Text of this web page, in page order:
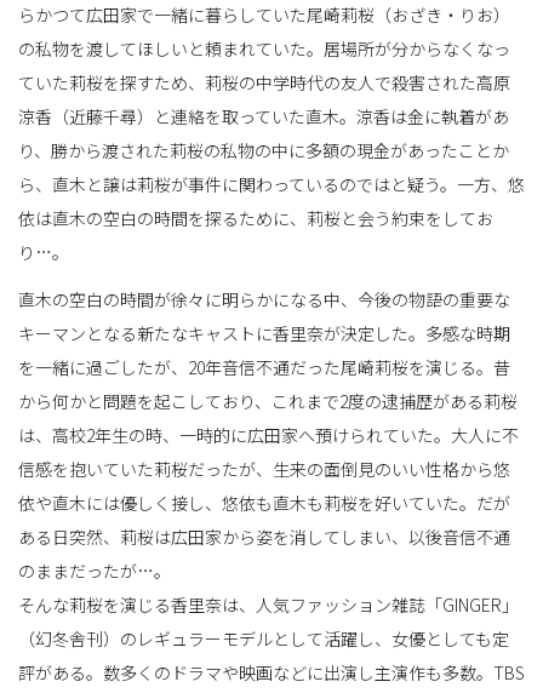
らかつて広田家で一緒に暮らしていた尾崎莉桜（おざき・りお）
の私物を渡してほしいと頼まれていた。居場所が分からなくなっ
ていた莉桜を探すため、莉桜の中学時代の友人で殺害された高原
涼香（近藤千尋）と連絡を取っていた直木。涼香は金に執着があ
り、勝から渡された莉桜の私物の中に多額の現金があったことか
ら、直木と譲は莉桜が事件に関わっているのではと疑う。一方、悠
依は直木の空白の時間を探るために、莉桜と会う約束をしてお
り…。
直木の空白の時間が徐々に明らかになる中、今後の物語の重要な
キーマンとなる新たなキャストに香里奈が決定した。多感な時期
を一緒に過ごしたが、20年音信不通だった尾崎莉桜を演じる。昔
から何かと問題を起こしており、これまで2度の逮捕歴がある莉桜
は、高校2年生の時、一時的に広田家へ預けられていた。大人に不
信感を抱いていた莉桜だったが、生来の面倒見のいい性格から悠
依や直木には優しく接し、悠依も直木も莉桜を好いていた。だが
ある日突然、莉桜は広田家から姿を消してしまい、以後音信不通
のままだったが…。
そんな莉桜を演じる香里奈は、人気ファッション雑誌「GINGER」
（幻冬舎刊）のレギュラーモデルとして活躍し、女優としても定
評がある。数多くのドラマや映画などに出演し主演作も多数。TBS